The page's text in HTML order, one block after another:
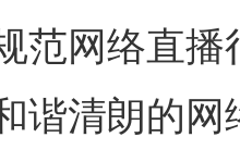
范网络直
谐清朗的